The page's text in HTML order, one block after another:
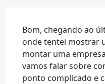
Bom, chegando ao
onde tentei mostrar
montar uma
vamos falar sobre
ponto complicado e